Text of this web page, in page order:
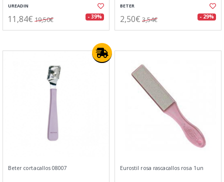
UREADIN
11,84€ 19,50€ - 39%
BETER
2,50€ 3,54€ - 29%
Beter cortacallos 08007 Eurostil rosa rascacallos rosa 1un